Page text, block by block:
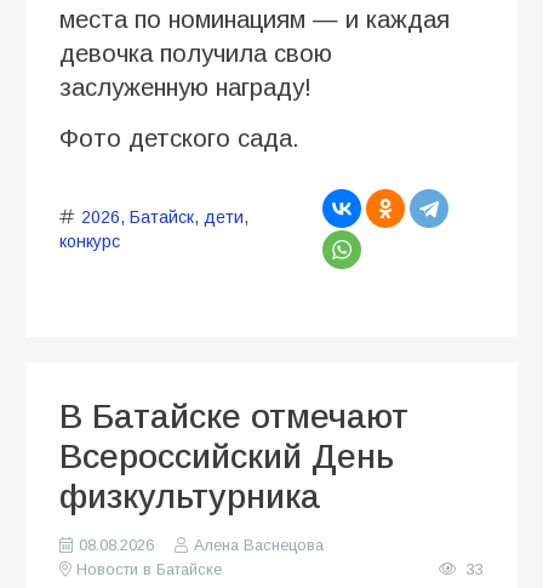
места по номинациям — и каждая
девочка получила свою
заслуженную награду!
Фото детского сада.
2026, Батайск, дети,
конкурс
В Батайске отмечают
Всероссийский День
физкультурника
08.08.2026
Алена Васнецова
Новости в Батайске
33